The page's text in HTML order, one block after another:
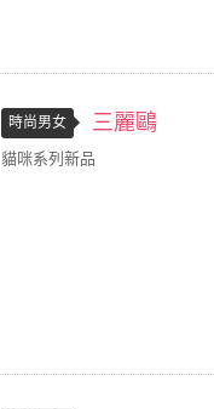
時尚男女 三麗鷗
貓咪系列新品